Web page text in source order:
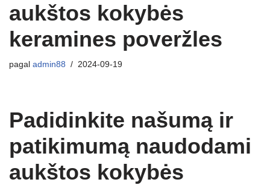
aukštos kokybės
keramines poveržles
pagal admin88 2024-09-19
Padidinkite našumą ir
patikimumą naudodami
aukštos kokybės